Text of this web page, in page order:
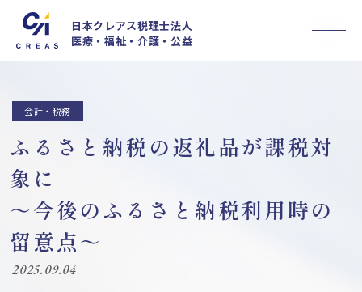
日本クレアス税理士法人
医療・福祉・介護・公益
採用情報
法人概要
お知らせ
セミナー
お客様の声
ブログ
メルマガ
医療情報誌CLIENT
お問い合わせ
会計・税務
ふるさと納税の返礼品が課税対
象に
～今後のふるさと納税利用時の
留意点～
2025.09.04